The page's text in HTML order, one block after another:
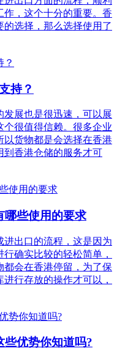
作，这个十分的重要。香
选择，那么选择使用了
持？
展也是很迅速，可以展
很值得信赖。很多企业
货物都是会选择在香港
到香港仓储的服务才可
哪些使用的要求
出口的流程，这是因为
确实比较的轻松简单，
都会在香港停留，为了保
行存放的操作才可以，
些优势你知道吗?